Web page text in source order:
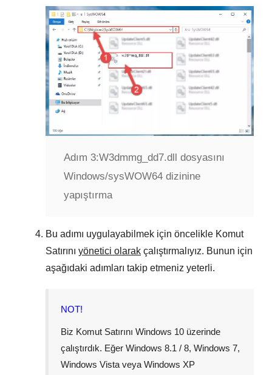
Adım 3:W3dmmg_dd7.dll dosyasını
Windows/sysWOW64 dizinine
yapıştırma
Bu adımı uygulayabilmek için öncelikle Komut
Satırını yönetici olarak çalıştırmalıyız. Bunun için
aşağıdaki adımları takip etmeniz yeterli.
NOT!
Biz Komut Satırını Windows 10 üzerinde
çalıştırdık. Eğer Windows 8.1 / 8, Windows 7,
Windows Vista veya Windows XP